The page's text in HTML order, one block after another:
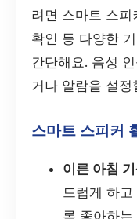
려면 스마트 스
확인 등 다양한
간단해요. 음성
거나 알람을 설
스마트 스피커
이른 아침
드럽게 하
록 좋아하